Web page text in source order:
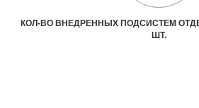
КОЛ-ВО ВНЕДРЕННЫХ ПОДСИСТЕМ
ШТ.